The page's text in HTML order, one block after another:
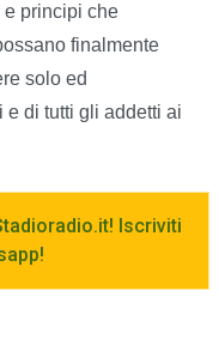
e principi che
finalmente
solo ed
di tutti gli addetti ai
Iscriviti